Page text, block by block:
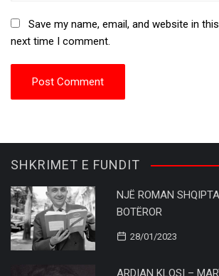
Save my name, email, and website in
next time I comment.
SHKRIMET E FUNDIT
NJË ROMAN
BOTËROR
28/01/2023
ARDIAN KLOSI –